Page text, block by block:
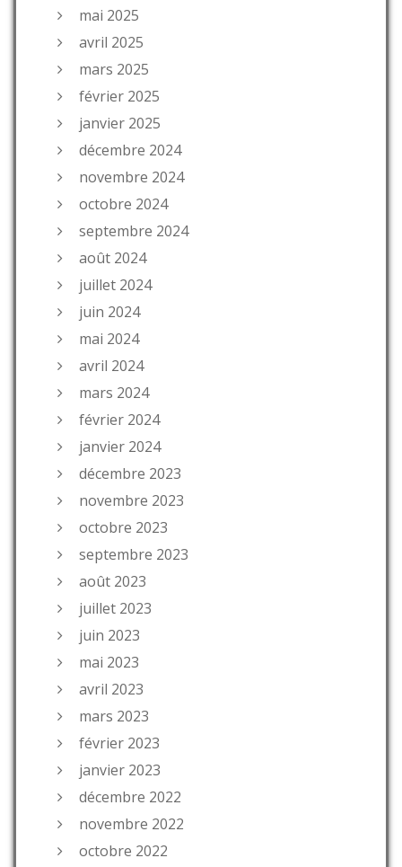
mai 2025
avril 2025
mars 2025
février 2025
janvier 2025
décembre 2024
novembre 2024
octobre 2024
septembre 2024
août 2024
juillet 2024
juin 2024
mai 2024
avril 2024
mars 2024
février 2024
janvier 2024
décembre 2023
novembre 2023
octobre 2023
septembre 2023
août 2023
juillet 2023
juin 2023
mai 2023
avril 2023
mars 2023
février 2023
janvier 2023
décembre 2022
novembre 2022
octobre 2022